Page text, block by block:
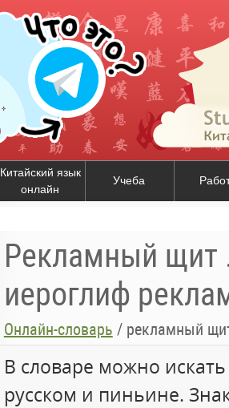
Китайский язык
онлайн
Учеба
Рекламный щит
иероглиф
Онлайн-словарь / рекламный
В словаре можно
русском и пиньине.